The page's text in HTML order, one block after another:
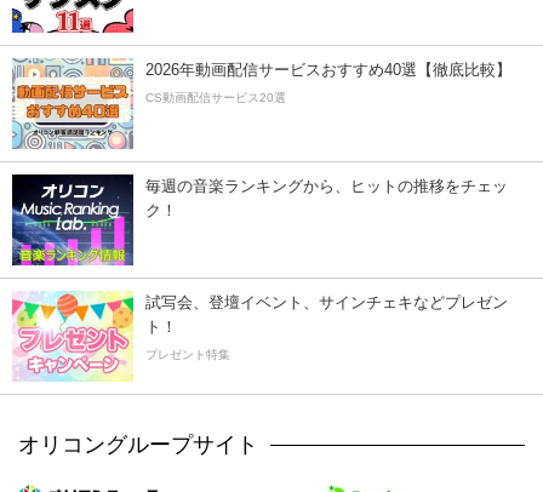
2026年動画配信サービスおすすめ40選【徹底比較】
CS動画配信サービス20選
毎週の音楽ランキングから、ヒットの推移をチェッ
ク！
試写会、登壇イベント、サインチェキなどプレゼン
ト！
プレゼント特集
オリコングループサイト